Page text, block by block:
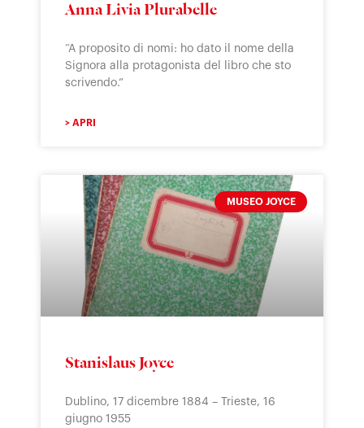
Anna Livia Plurabelle
“A proposito di nomi: ho dato il nome della
Signora alla protagonista del libro che sto
scrivendo.”
> APRI
MUSEO JOYCE
Stanislaus Joyce
Dublino, 17 dicembre 1884 – Trieste, 16
giugno 1955